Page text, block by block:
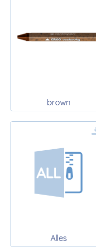
brown
Alles